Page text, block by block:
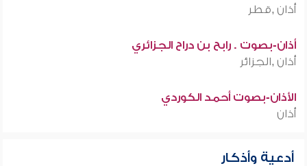
أذان ,قطر
أذان-بصوت . رابح بن دراح الجزائري
أذان ,الجزائر
الأذان-بصوت أحمد الكوردي
أذان
أدعية وأذكار